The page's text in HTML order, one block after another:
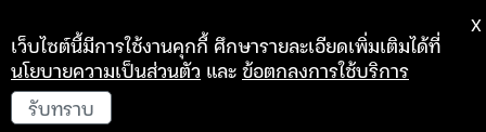
เว็บไซต์นี้มีการใช้งานคุกกี้ ศึกษารายละเอียดเพิ่มเติมได้ที่
นโยบายความเป็นส่วนตัว และข้อตกลงการใช้บริการ
รับทราบ
X